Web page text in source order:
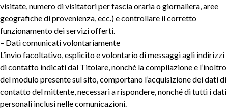
visitate, numero di visitatori per fascia oraria o giornaliera, aree
geografiche di provenienza, ecc.) e controllare il corretto
funzionamento dei servizi offerti.
– Dati comunicati volontariamente
L’invio facoltativo, esplicito e volontario di messaggi agli indirizzi
di contatto indicati dal Titolare, nonché la compilazione e l’inoltro
del modulo presente sul sito, comportano l’acquisizione dei dati di
contatto del mittente, necessari a rispondere, nonché di tutti i dati
personali inclusi nelle comunicazioni.